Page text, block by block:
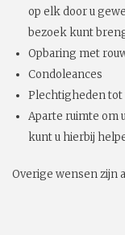
op elk door u
bezoek kunt
Opbaring met
Condoleances
Plechtigheden tot
Aparte ruimte om
kunt u hierbij
Overige wensen zijn